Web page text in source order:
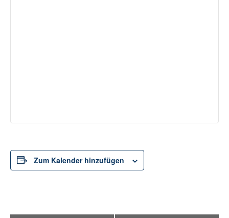
Zum Kalender hinzufügen